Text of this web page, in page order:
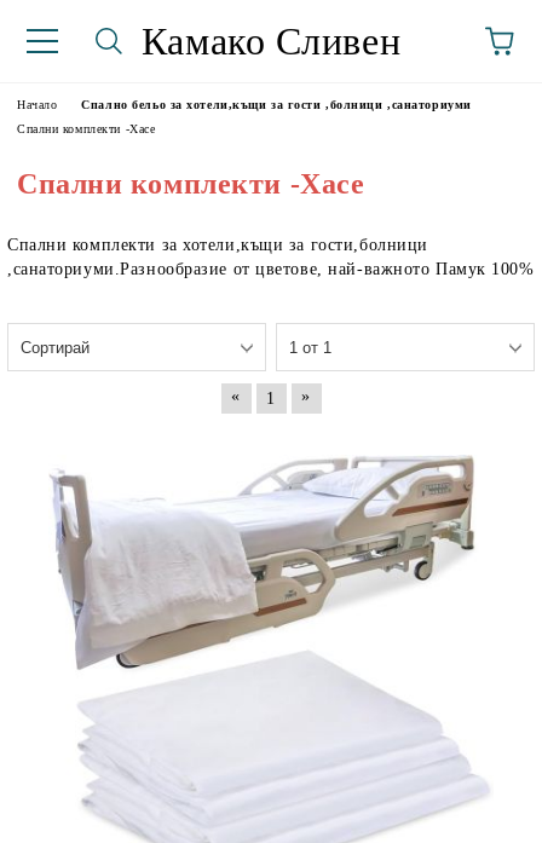
Камако Сливен
Начало
Спално бельо за хотели,къщи за гости ,болници ,санаториуми
Спални комплекти -Хасе
Спални комплекти -Хасе
Спални комплекти за хотели,къщи за гости,болници
,санаториуми.Разнообразие от цветове, най-важното Памук 100%
« 1 »